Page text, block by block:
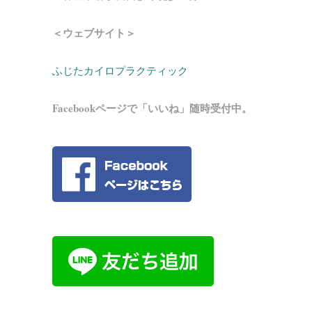
＜ウェブサイト＞
ふじたカイロプラクティック
Facebookページで「いいね」随時受付中。